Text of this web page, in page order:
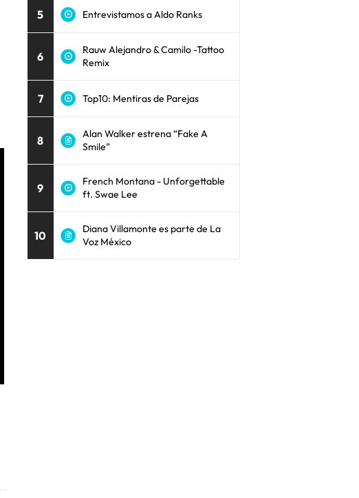
5 Entrevistamos a Aldo Ranks
6
Rauw Alejandro & Camilo -Tattoo
Remix
7 Top10: Mentiras de Parejas
8
Alan Walker estrena “Fake A
Smile”
9
French Montana - Unforgettable
ft. Swae Lee
10
Diana Villamonte es parte de La
Voz México